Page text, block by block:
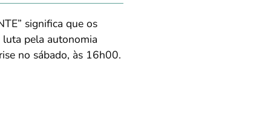
significa que os
pela autonomia
no sábado, às 16h00.